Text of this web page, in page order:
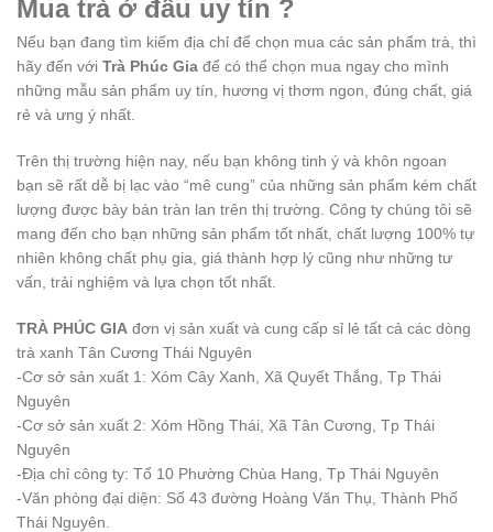
Mua trà ở đâu uy tín ?
Nếu bạn đang tìm kiếm địa chỉ để chọn mua các sản phẩm trà, thì
hãy đến với Trà Phúc Gia để có thể chọn mua ngay cho mình
những mẫu sản phẩm uy tín, hương vị thơm ngon, đúng chất, giá
rẻ và ưng ý nhất.
Trên thị trường hiện nay, nếu bạn không tinh ý và khôn ngoan
bạn sẽ rất dễ bị lạc vào “mê cung” của những sản phẩm kém chất
lượng được bày bán tràn lan trên thị trường. Công ty chúng tôi sẽ
mang đến cho bạn những sản phẩm tốt nhất, chất lượng 100% tự
nhiên không chất phụ gia, giá thành hợp lý cũng như những tư
vấn, trải nghiệm và lựa chọn tốt nhất.
TRÀ PHÚC GIA đơn vị sản xuất và cung cấp sỉ lẻ tất cả các dòng
trà xanh Tân Cương Thái Nguyên
-Cơ sở sản xuất 1: Xóm Cây Xanh, Xã Quyết Thắng, Tp Thái
Nguyên
-Cơ sở sản xuất 2: Xóm Hồng Thái, Xã Tân Cương, Tp Thái
Nguyên
-Địa chỉ công ty: Tổ 10 Phường Chùa Hang, Tp Thái Nguyên
-Văn phòng đại diện: Số 43 đường Hoàng Văn Thụ, Thành Phố
Thái Nguyên.